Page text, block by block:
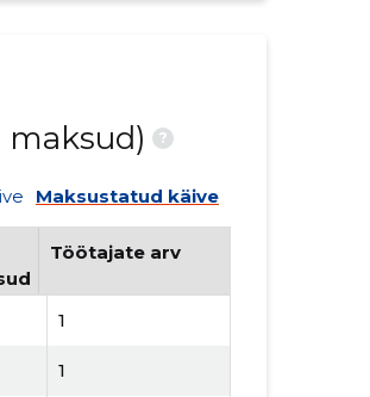
maksud)
?
Maksustatud käive
Töötajate arv
1
1